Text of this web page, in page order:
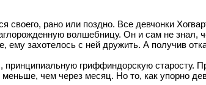
рано или поздно. Все девчонки
волшебницу. Он и сам не знал,
захотелось с ней дружить. А получив
гриффиндорскую старосту.
чем через месяц. Но то, как упорно